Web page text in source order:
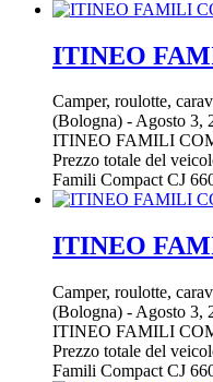
ITINEO
Camper, roulotte,
(Bologna) -Agosto 3,
ITINEO FAMILI
Prezzo totale del
Famili Compact CJ
ITINEO
Camper, roulotte,
(Bologna) - Agosto 3,
ITINEO FAMILI
Prezzo totale del
Famili Compact CJ